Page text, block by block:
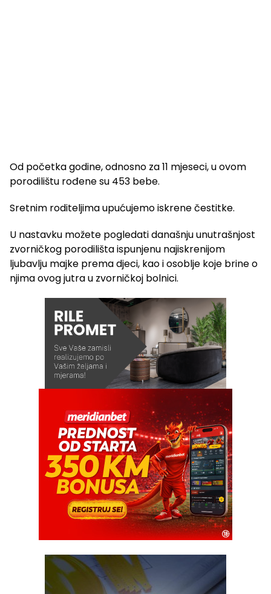
Od početka godine, odnosno za 11 mjeseci, u ovom
porodilištu rođene su 453 bebe.
Sretnim roditeljima upućujemo iskrene čestitke.
U nastavku možete pogledati današnju unutrašnjost
zvorničkog porodilišta ispunjenu najiskrenijom
ljubavlju majke prema djeci, kao i osoblje koje brine o
njima ovog jutra u zvorničkoj bolnici.